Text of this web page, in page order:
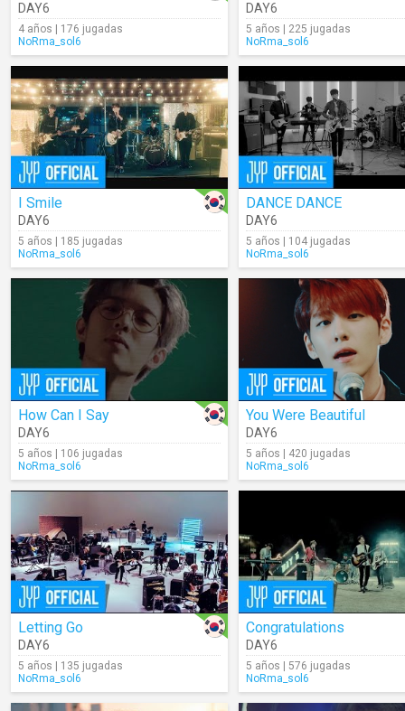
DAY6
4 años | 176 jugadas
NoRma_sol6
DAY6
5 años | 225 jugadas
NoRma_sol6
I Smile
DAY6
5 años | 185 jugadas
NoRma_sol6
DANCE DANCE
DAY6
5 años | 104 jugadas
NoRma_sol6
How Can I Say
DAY6
5 años | 106 jugadas
NoRma_sol6
You Were Beautiful
DAY6
5 años | 420 jugadas
NoRma_sol6
Letting Go
DAY6
5 años | 135 jugadas
NoRma_sol6
Congratulations
DAY6
5 años | 576 jugadas
NoRma_sol6